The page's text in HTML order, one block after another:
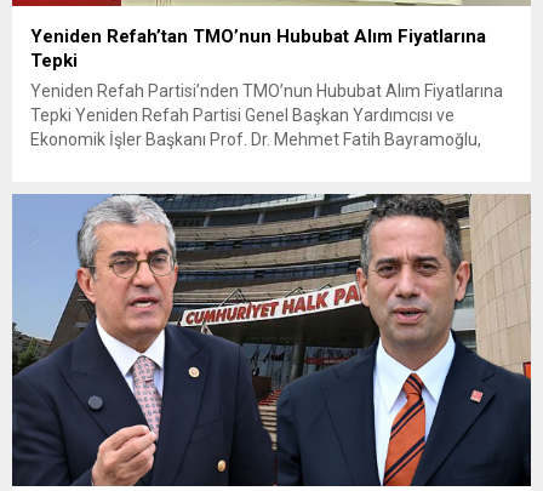
Yeniden Refah’tan TMO’nun Hububat Alım Fiyatlarına
Tepki
Yeniden Refah Partisi’nden TMO’nun Hububat Alım Fiyatlarına
Tepki Yeniden Refah Partisi Genel Başkan Yardımcısı ve
Ekonomik İşler Başkanı Prof. Dr. Mehmet Fatih Bayramoğlu,
fiyatların çiftçinin artan maliyetlerini karşılamaktan uzak
olduğunu savunarak fiyatların yeniden değerlendirilmesi
çağrısında...